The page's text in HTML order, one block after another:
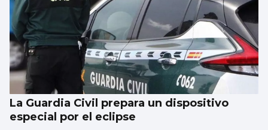
Ariana Grande explica su retirada de los
escenarios: "Hace falta poner límites"
La Guardia Civil prepara un dispositivo
especial por el eclipse